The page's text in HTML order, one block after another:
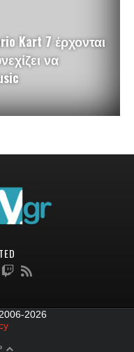
Kart 7 έρχονται
να
2026